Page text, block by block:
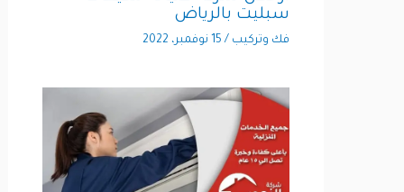
سبليت بالرياض
فك وتركيب/15 نوفمبر، 2022